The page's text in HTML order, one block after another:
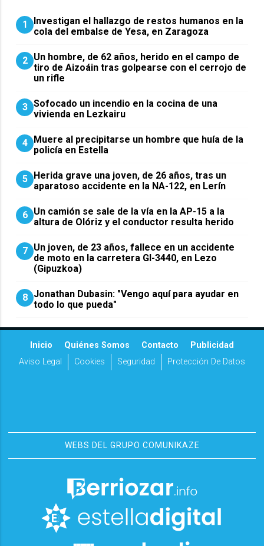
1
Investigan el hallazgo de restos humanos en la
cola del embalse de Yesa, en Zaragoza
2 Un hombre, de 62 años, herido en el campo de
tiro de Aizoáin tras golpearse con el cerrojo de
un rifle
3 Sofocado un incendio en la cocina de una
vivienda en Lezkairu
4
Muere al precipitarse un hombre que huía de la
policía en Estella
5
Herida grave una joven, de 26 años, tras un
aparatoso accidente en la NA-122, en Lerín
6 Un camión se sale de la vía en la AP-15 a la
altura de Olóriz y el conductor resulta herido
7 Un joven, de 23 años, fallece en un accidente
de moto en la carretera GI-3440, en Lezo
(Gipuzkoa)
8 Jonathan Dubasin: "Vengo aquí para ayudar en
todo lo que pueda"
Inicio Quiénes Somos Contacto
Publicidad
Aviso Legal
Cookies Seguridad Protección De Datos
WEBS DEL GRUPO COMUNIKAZE